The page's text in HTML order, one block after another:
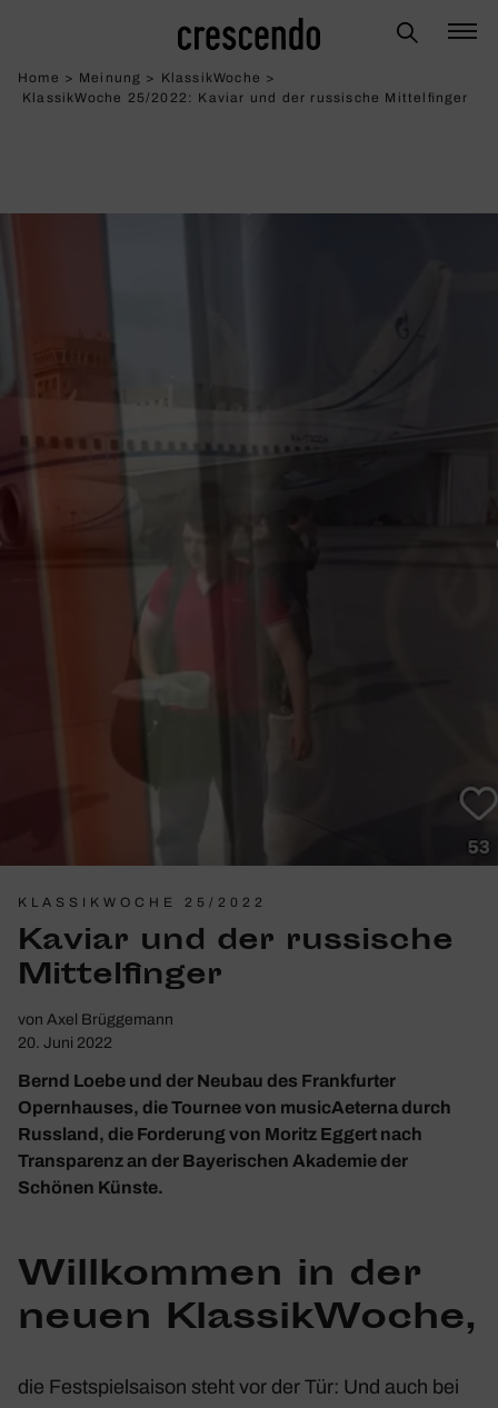
Home > Meinung > KlassikWoche >
KlassikWoche 25/2022: Kaviar und der russi­sche Mittel­finger
KLASSIKWOCHE 25/2022
Kaviar und der russi­sche
Mittel­finger
von Axel Brüggemann
20. Juni 2022
Bernd Loebe und der Neubau des Frankfurter
Opernhauses, die Tournee von musicAeterna durch
Russland, die Forderung von Moritz Eggert nach
Transparenz an der Bayerischen Akademie der
Schönen Künste.
Will­kommen in der
neuen Klas­sik­Woche,
die Fest­spiel­saison steht vor der Tür: Und auch bei